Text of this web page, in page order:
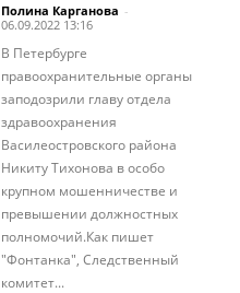
Полина Карганова -
06.09.2022 13:16
В Петербурге
правоохранительные органы
заподозрили главу отдела
здравоохранения
Василеостровского района
Никиту Тихонова в особо
крупном мошенничестве и
превышении должностных
полномочий.Как пишет
"Фонтанка", Следственный
комитет...